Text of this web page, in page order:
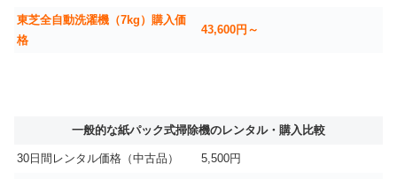
東芝全自動洗濯機（7kg）購入価
格
43,600円～
一般的な紙パック式掃除機のレンタル・購入比較
30日間レンタル価格（中古品） 5,500円